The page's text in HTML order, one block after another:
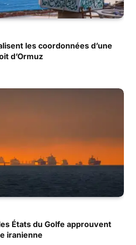
les coordonnées d’une
d’Ormuz
États du Golfe approuvent
iranienne